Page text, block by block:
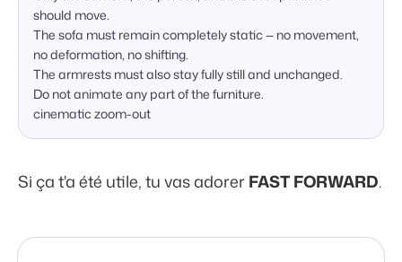
should move.
The sofa must remain completely static — no movement,
no deformation, no shifting.
The armrests must also stay fully still and unchanged.
Do not animate any part of the furniture.
cinematic zoom-out
Si ça t'a été utile, tu vas adorerFAST FORWARD.